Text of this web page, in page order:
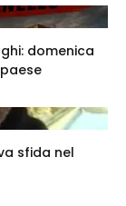
domenica
sfida nel